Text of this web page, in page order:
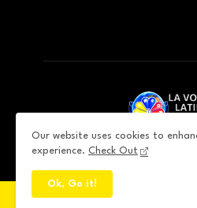
Our website uses cookies to
experience. Check Out
Ok, Go it!